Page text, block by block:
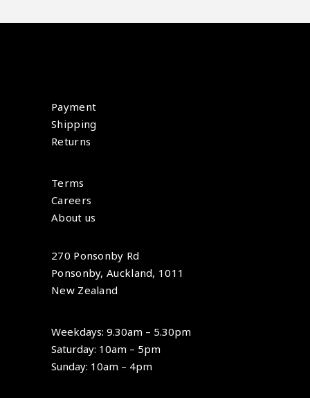
Payment
Shipping
Returns
Terms
Careers
About us
270 Ponsonby Rd
Ponsonby, Auckland, 1011
New Zealand
Weekdays: 9.30am – 5.30pm
Saturday: 10am – 5pm
Sunday: 10am – 4pm